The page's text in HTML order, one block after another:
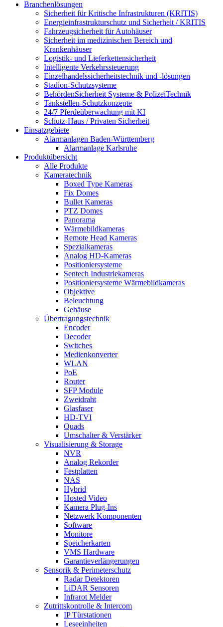
Branchenlösungen
Sicherheit für Kritische Infrastrukturen (KRITIS)
Energieinfrastrukturschutz und Sicherheit / KRITIS
Fahrzeugsicherheit für Autohäuser
Sicherheit im medizinischen Bereich und
Krankenhäuser
Logistik- und Lieferkettensicherheit
Intelligente Verkehrssteuerung
Einzelhandelssicherheitstechnik und -lösungen
Stadion-Schutzsysteme
BehördenSicherheit Systeme & PolizeiTechnik
Tankstellen-Schutzkonzepte​
24/7 Pferdeüberwachung mit KI
Schutz-Haus / Privaten Sicherheit
Einsatzgebiete
Alarmanlagen Baden-Württemberg
Alarmanlage Karlsruhe
Produktübersicht
Alle Produkte
Kameratechnik
Boxed Type Kameras
Fix Domes
Bullet Kameras
PTZ Domes
Panorama
Wärmebildkameras
Remote Head Kameras
Spezialkameras
Analog HD-Kameras
Positioniersysteme
Sentech Industriekameras
Positioniersysteme Wärmebildkameras
Objektive
Beleuchtung
Gehäuse
Übertragungstechnik
Encoder
Decoder
Switches
Medienkonverter
WLAN
PoE
Router
SFP Module
Zweidraht
Glasfaser
HD-TVI
Quads
Umschalter & Verstärker
Visualisierung & Storage
NVR
Analog Rekorder
Festplatten
NAS
Hybrid
Hosted Video
Kamera Plug-Ins
Netzwerk Komponenten
Software
Monitore
Speicherkarten
VMS Hardware
Garantieverlängerungen
Sensorik & Perimeterschutz
Radar Detektoren
LiDAR Sensoren
Infrarot Melder
Zutrittskontrolle & Intercom
IP Türstationen
Leseeinheiten